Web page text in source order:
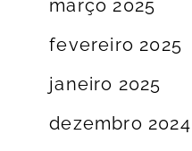
março 2025
fevereiro 2025
janeiro 2025
dezembro 2024